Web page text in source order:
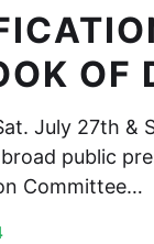
OF
July 27th &
public
Committee…